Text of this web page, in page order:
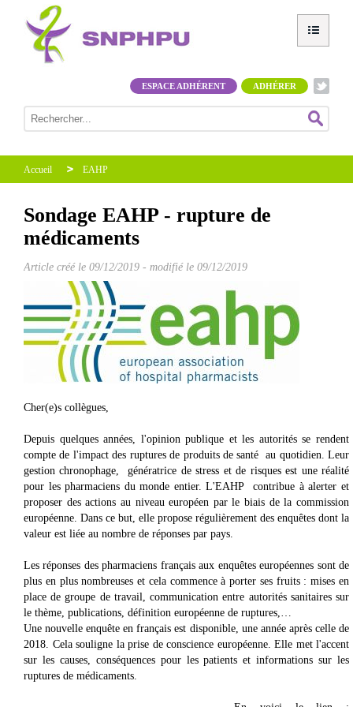
ADHÉRER
ESPACE ADHÉRENT
Accueil EAHP
Sondage EAHP - rupture de
médicaments
Article créé le 09/12/2019 - modifié le 09/12/2019
Cher(e)s collègues,
Depuis quelques années, l'opinion publique et les autorités se rendent
compte de l'impact des ruptures de produits de santé au quotidien. Leur
gestion chronophage, génératrice de stress et de risques est une réalité
pour les pharmaciens du monde entier. L'EAHP contribue à alerter et
proposer des actions au niveau européen par le biais de la commission
européenne. Dans ce but, elle propose régulièrement des enquêtes dont la
valeur est liée au nombre de réponses par pays.
Les réponses des pharmaciens français aux enquêtes européennes sont de
plus en plus nombreuses et cela commence à porter ses fruits : mises en
place de groupe de travail, communication entre autorités sanitaires sur
le thème, publications, définition européenne de ruptures,…
Une nouvelle enquête en français est disponible, une année après celle de
2018. Cela souligne la prise de conscience européenne. Elle met l'accent
sur les causes, conséquences pour les patients et informations sur les
ruptures de médicaments.